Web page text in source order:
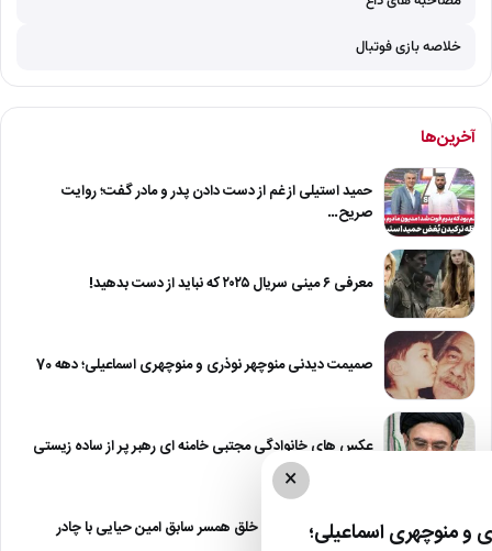
خلاصه بازی فوتبال
آخرین‌ها
حمید استیلی از غم از دست دادن پدر و مادر گفت؛ روایت
صریح…
معرفی ۶ مینی سریال ۲۰۲۵ که نباید از دست بدهید!
صمیمت دیدنی منوچهر نوذری و منوچهری اسماعیلی؛ دهه 70
عکس های خانوادگی مجتبی خامنه ای رهبر پر از ساده زیستی
عکس| نیلوفر خوش خلق همسر سابق امین حیایی با چادر
×
منوچهری اسماعیلی؛